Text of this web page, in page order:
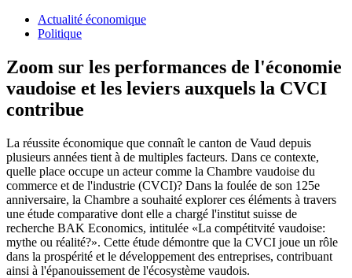
Actualité économique
Politique
Zoom sur les performances de l'économie
vaudoise et les leviers auxquels la CVCI
contribue
La réussite économique que connaît le canton de Vaud depuis
plusieurs années tient à de multiples facteurs. Dans ce contexte,
quelle place occupe un acteur comme la Chambre vaudoise du
commerce et de l'industrie (CVCI)? Dans la foulée de son 125e
anniversaire, la Chambre a souhaité explorer ces éléments à travers
une étude comparative dont elle a chargé l'institut suisse de
recherche BAK Economics, intitulée «La compétitvité vaudoise:
mythe ou réalité?». Cette étude démontre que la CVCI joue un rôle
dans la prospérité et le développement des entreprises, contribuant
ainsi à l'épanouissement de l'écosystème vaudois.